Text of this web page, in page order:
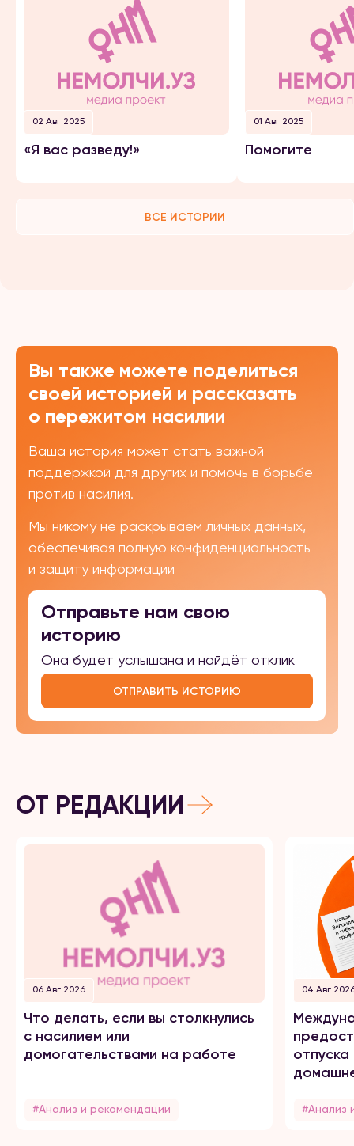
02 Авг 2025
«Я вас разведу!»
01 Авг 2025
Помогите
ВСЕ ИСТОРИИ
Вы также можете поделиться
своей историей и рассказать
о пережитом насилии
Ваша история может стать важной
поддержкой для других и помочь в борьбе
против насилия.
Мы никому не раскрываем личных данных,
обеспечивая полную конфиденциальность
и защиту информации
Отправьте нам свою
историю
Она будет услышана и найдёт отклик
ОТПРАВИТЬ ИСТОРИЮ
ОТ РЕДАКЦИИ
06 Авг 2026
Что делать, если вы столкнулись
с насилием или
домогательствами на работе
#Анализ и рекомендации
04 Авг
#Анализ